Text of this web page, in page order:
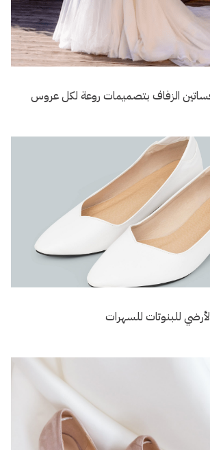
الزفاف بتصميمات روعة لكل عروس
للبنوتات للسهرات